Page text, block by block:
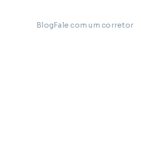
BlogFale com um corretor